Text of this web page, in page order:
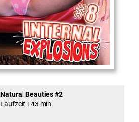
Natural Beauties #2
Laufzeit 143 min.